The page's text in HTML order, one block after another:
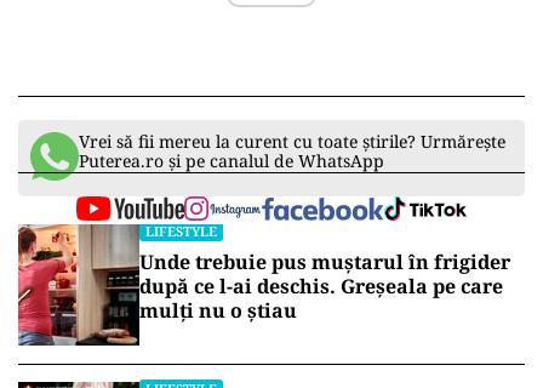
Vrei să fii mereu la curent cu toate știrile? Urmărește
Puterea.ro și pe canalul de WhatsApp
LIFESTYLE
Unde trebuie pus muștarul în frigider
după ce l-ai deschis. Greșeala pe care
mulți nu o știau